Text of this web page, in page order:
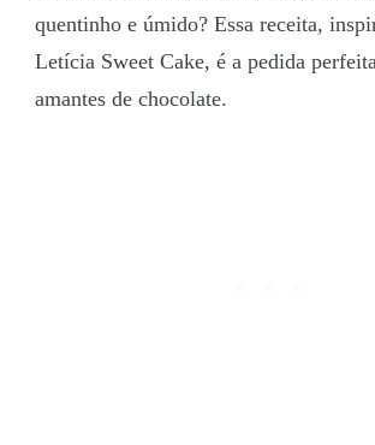
quentinho e úmido? Essa receita,
Letícia Sweet Cake, é a pedida
amantes de chocolate.